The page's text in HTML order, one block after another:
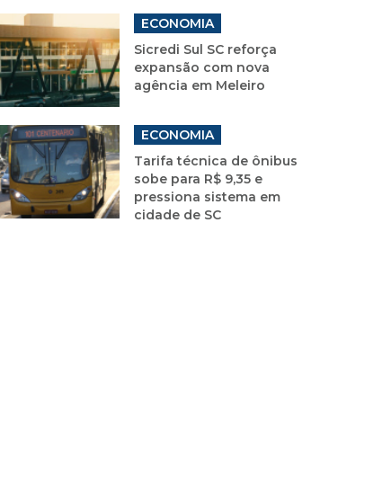
ECONOMIA
Sicredi Sul SC reforça
expansão com nova
agência em Meleiro
ECONOMIA
Tarifa técnica de ônibus
sobe para R$ 9,35 e
pressiona sistema em
cidade de SC